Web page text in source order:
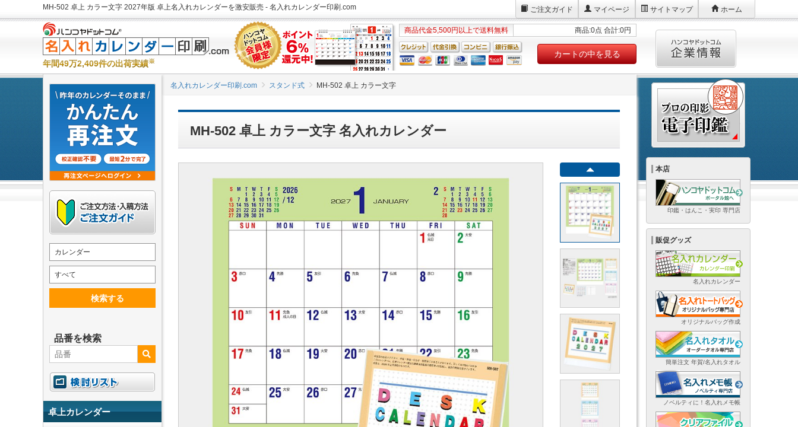
MH-502 卓上 カラー文字 2027年版 卓上名入れカレンダーを激安販売 - 名入れカレンダー印刷.com ご注文ガイド マイページ サイトマップ ホーム
年間49万2,409件の出荷実績※
商品代金5,500円以上で送料無料 商品:0点 合計:0円
カートの中を見る
名入れカレンダー印刷.com スタンド式 MH-502 卓上 カラー文字
MH-502 卓上 カラー文字 名入れカレンダー
カレンダー
すべて
検索する
品番を検索
卓上カレンダー
本店
印鑑・はんこ・実印 専門店
販促グッズ
名入れカレンダー
オリジナルバッグ作成
簡単注文 年賀/名入れタオル
ノベルティに！名入れメモ帳